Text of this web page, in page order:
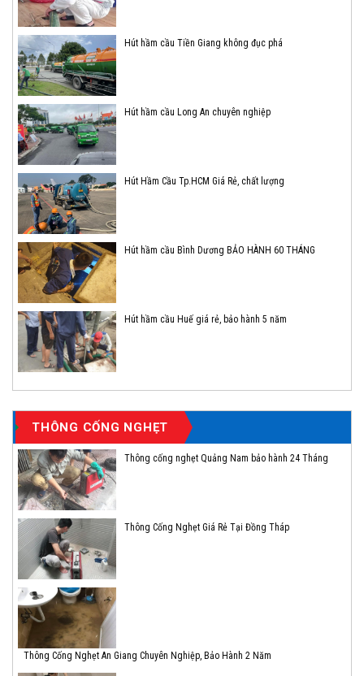
Hút hầm cầu Tiền Giang không đục phá
Hút hầm cầu Long An chuyên nghiệp
Hút Hầm Cầu Tp.HCM Giá Rẻ, chất lượng
Hút hầm cầu Bình Dương BẢO HÀNH 60 THÁNG
Hút hầm cầu Huế giá rẻ, bảo hành 5 năm
THÔNG CỐNG NGHẸT
Thông cống nghẹt Quảng Nam bảo hành 24 Tháng
Thông Cống Nghẹt Giá Rẻ Tại Đồng Tháp
Thông Cống Nghẹt An Giang Chuyên Nghiệp, Bảo Hành 2 Năm